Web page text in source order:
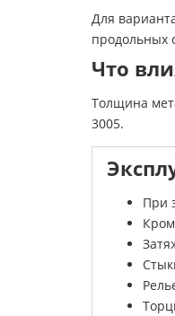
Для
продольных
Что
Толщина
3005.
При